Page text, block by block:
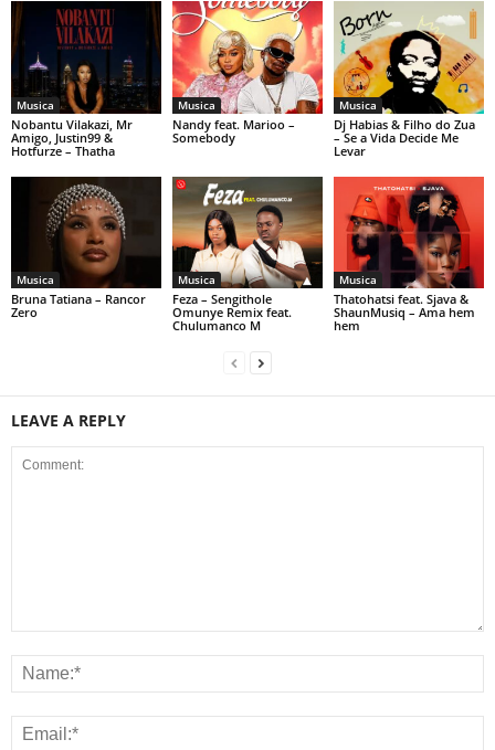
Musica
Nobantu Vilakazi, Mr
Amigo, Justin99 &
Hotfurze – Thatha
Musica
Nandy feat. Marioo –
Somebody
Musica
Dj Habias & Filho do Zua
– Se a Vida Decide Me
Levar
Musica
Bruna Tatiana – Rancor
Zero
Musica
Feza – Sengithole
Omunye Remix feat.
Chulumanco M
Musica
Thatohatsi feat. Sjava &
ShaunMusiq – Ama hem
hem
LEAVE A REPLY